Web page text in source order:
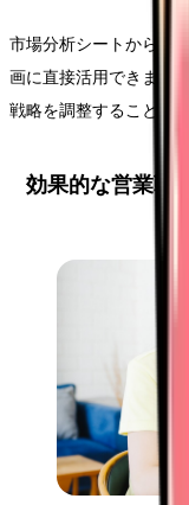
市場分析シートから得
画に直接活用できます
戦略を調整することが重
効果的な営業戦